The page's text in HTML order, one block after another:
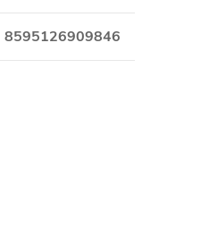
8595126909846